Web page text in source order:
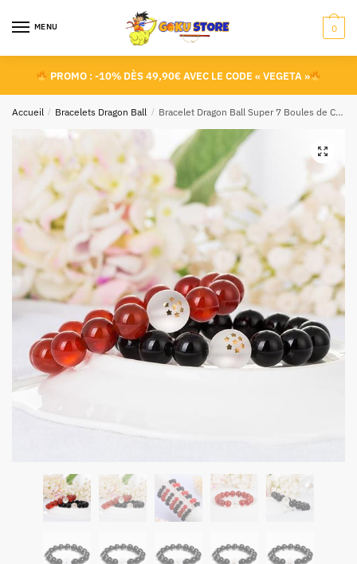
MENU 0
PROMO : -10% DÈS 49,90€ AVEC LE CODE « VEGETA »
Accueil / Bracelets Dragon Ball / Bracelet Dragon Ball Super 7 Boules de Cristal